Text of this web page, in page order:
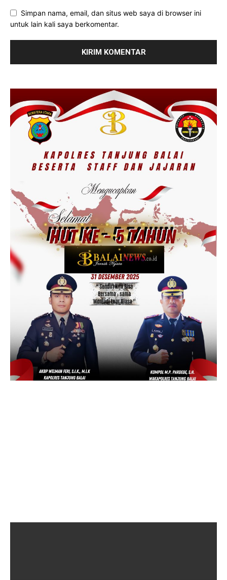
Simpan nama, email, dan situs web saya di browser ini
untuk lain kali saya berkomentar.